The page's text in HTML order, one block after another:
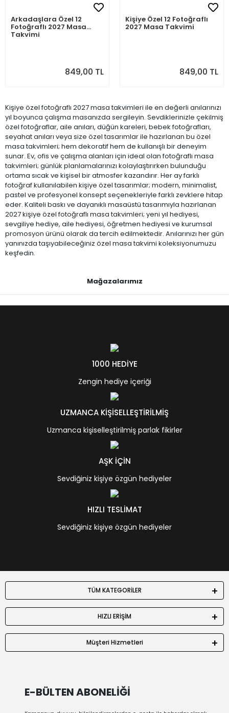
Arkadaşlara Özel 12
Fotoğraflı 2027 Masa
Takvimi
849,00 TL
Kişiye Özel 12 Fotoğraflı
2027 Masa Takvimi
849,00 TL
Kişiye özel fotoğraflı 2027 masa takvimleri ile en değerli anılarınızı
yıl boyunca çalışma masanızda sergileyin. Sevdiklerinizle çekilmiş
özel fotoğraflar, aile anıları, düğün kareleri, bebek fotoğrafları,
seyahat anıları veya size özel tasarımlar ile hazırlanan bu özel
masa takvimleri; hem dekoratif hem de kullanışlı bir deneyim
sunar. Ev, ofis ve çalışma alanları için ideal olan fotoğraflı masa
takvimleri; günlük planlamalarınızı kolaylaştırırken bulunduğu
ortama sıcak ve kişisel bir atmosfer kazandırır. Her ay farklı
fotoğraf kullanılabilen kişiye özel tasarımlar; modern, minimalist,
pastel ve profesyonel konsept seçenekleriyle farklı zevklere hitap
eder. Kaliteli baskı ve dayanıklı masaüstü tasarımıyla hazırlanan
2027 kişiye özel fotoğraflı masa takvimleri; yeni yıl hediyesi,
sevgiliye hediye, aile hediyesi, öğretmen hediyesi ve kurumsal
promosyon ürünü olarak da tercih edilmektedir. Anılarınızı her gün
yanınızda taşıyabileceğiniz özel masa takvimi koleksiyonumuzu
keşfedin.
Mağazalarımız
1000 HEDİYE
Zengin hediye içeriği
UZMANCA KİŞİSELLEŞTİRİLMİŞ
Uzmanca kişiselleştirilmiş parlak fikirler
AŞK İÇİN
Sevdiğiniz kişiye özgün hediyeler
HIZLI TESLİMAT
Sevdiğiniz kişiye özgün hediyeler
TÜM KATEGORİLER
HIZLI ERİŞİM
Müşteri Hizmetleri
E-BÜLTEN ABONELİĞİ